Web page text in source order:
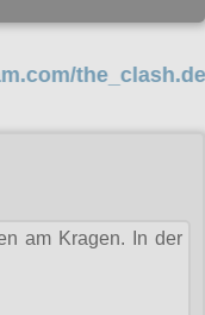
am Kragen. In der